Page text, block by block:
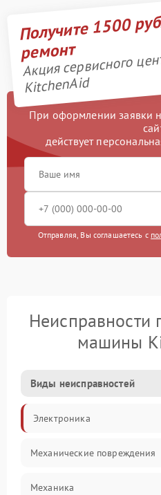
Получите 1500
ремонт
Акция сервисного
KitchenAid
При оформлении заявки
действует
Отправляя, Вы соглашаетесь с
Неисправности
машины
Виды неисправностей
Электроника
Механические повреждения
Механика